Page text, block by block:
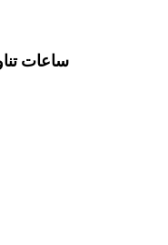
ساعات